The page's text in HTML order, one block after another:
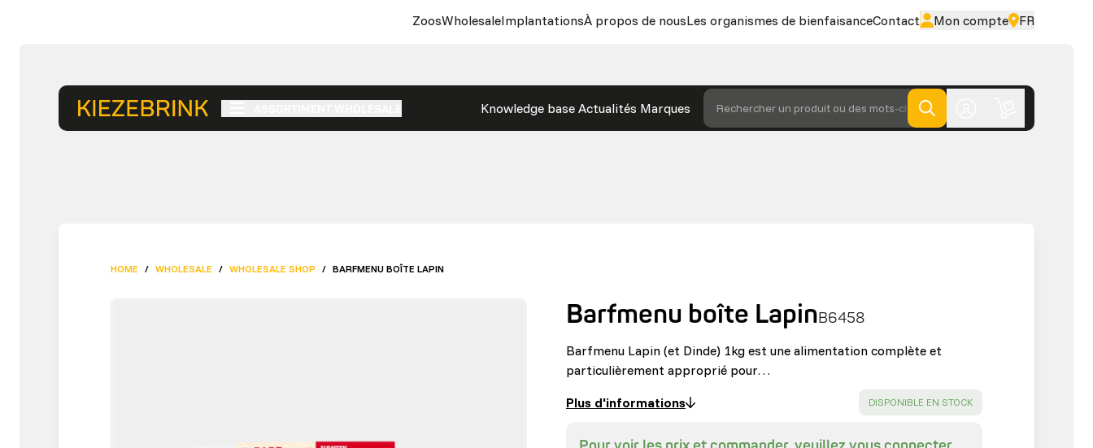
ZoosWholesaleImplantationsÀ propos de nousLes organismes de bienfaisanceContact Mon compte FR
Knowledge base Actualités Marques Rechercher un produit ou des mots-clés
HOME / WHOLESALE / WHOLESALE SHOP / BARFMENU BOÎTE LAPIN
Barfmenu boîte LapinB6458
Barfmenu Lapin (et Dinde) 1kg est une alimentation complète et
particulièrement approprié pour…
Plus d'informations
SUCCESS:
DISPONIBLE EN STOCK